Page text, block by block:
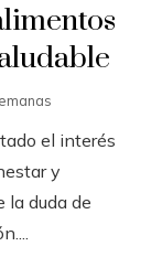
el interés
y
la duda de